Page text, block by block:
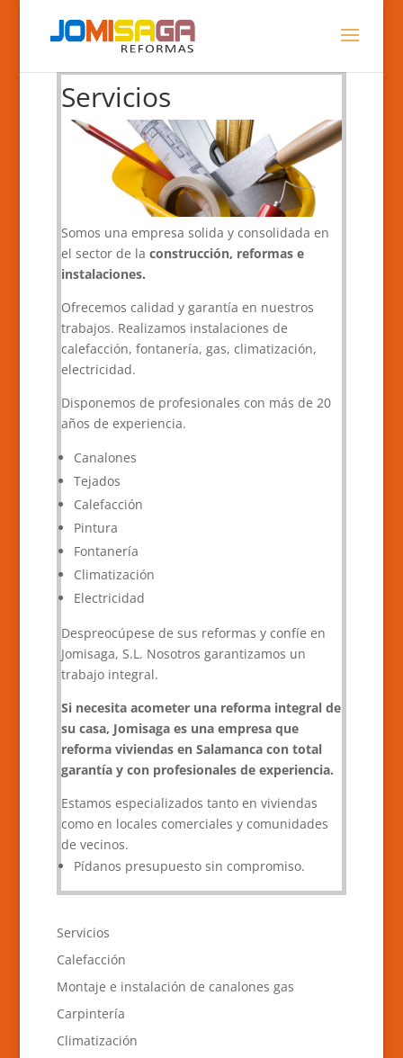
Servicios
Somos una empresa solida y consolidada en
el sector de la construcción, reformas e
instalaciones.
Ofrecemos calidad y garantía en nuestros
trabajos. Realizamos instalaciones de
calefacción, fontanería, gas, climatización,
electricidad.
Disponemos de profesionales con más de 20
años de experiencia.
Canalones
Tejados
Calefacción
Pintura
Fontanería
Climatización
Electricidad
Despreocúpese de sus reformas y confíe en
Jomisaga, S.L. Nosotros garantizamos un
trabajo integral.
Si necesita acometer una reforma integral de
su casa, Jomisaga es una empresa que
reforma viviendas en Salamanca con total
garantía y con profesionales de experiencia.
Estamos especializados tanto en viviendas
como en locales comerciales y comunidades
de vecinos.
Pídanos presupuesto sin compromiso.
Servicios
Calefacción
Montaje e instalación de canalones gas
Carpintería
Climatización